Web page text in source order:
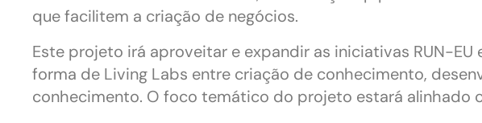
que facilitem a criação de negócios.
Este projeto irá aproveitar e expandir as iniciativas RUN-
forma de Living Labs entre criação de conhecimento,
conhecimento. O foco temático do projeto estará alinhado